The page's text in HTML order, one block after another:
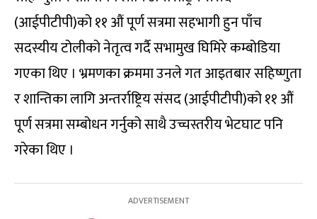
(आईपीटीपी)को ११ औं पूर्ण सत्रमा सहभागी हुन पाँच
सदस्यीय टोलीको नेतृत्व गर्दै सभामुख घिमिरे कम्बोडिया
गएका थिए । भ्रमणका क्रममा उनले गत आइतबार सहिष्णुता
र शान्तिका लागि अन्तर्राष्ट्रिय संसद (आईपीटीपी)को ११ औं
पूर्ण सत्रमा सम्बोधन गर्नुको साथै उच्चस्तरीय भेटघाट पनि
गरेका थिए ।